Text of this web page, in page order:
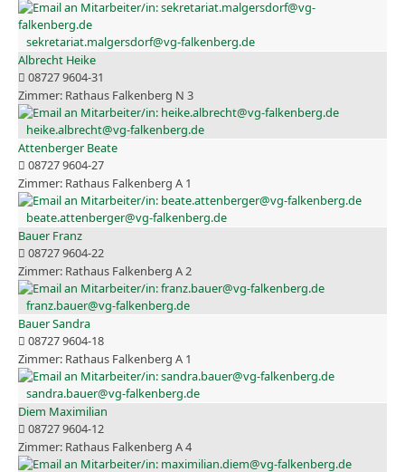
sekretariat.malgersdorf@vg-falkenberg.de
Albrecht Heike
08727 9604-31
Rathaus Falkenberg N 3
heike.albrecht@vg-falkenberg.de
Attenberger Beate
08727 9604-27
Rathaus Falkenberg A 1
beate.attenberger@vg-falkenberg.de
Bauer Franz
08727 9604-22
Rathaus Falkenberg A 2
franz.bauer@vg-falkenberg.de
Bauer Sandra
08727 9604-18
Rathaus Falkenberg A 1
sandra.bauer@vg-falkenberg.de
Diem Maximilian
08727 9604-12
Rathaus Falkenberg A 4